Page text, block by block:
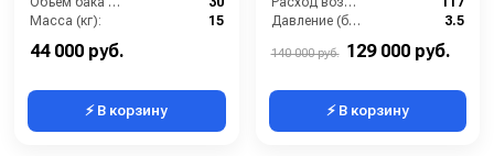
Масса (кг):
15
44 000 руб.
⚡ В корзину
Давление (бар):
3.5
140 000 руб. 129 000 руб.
⚡ В корзину